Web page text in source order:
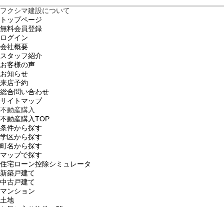
フクシマ建設について
トップページ
無料会員登録
ログイン
会社概要
スタッフ紹介
お客様の声
お知らせ
来店予約
総合問い合わせ
サイトマップ
不動産購入
不動産購入TOP
条件から探す
学区から探す
町名から探す
マップで探す
住宅ローン控除シミュレータ
新築戸建て
中古戸建て
マンション
土地